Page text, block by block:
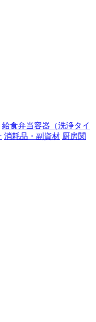
給食弁当容器（洗浄タイ
消耗品・副資材 厨房関